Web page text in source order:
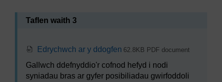
Taflen waith 3
Edrychwch ar y ddogfen 62.8KB PDF document
Gallwch ddefnyddio'r cofnod hefyd i nodi
syniadau bras ar gyfer posibiliadau gwirfoddoli